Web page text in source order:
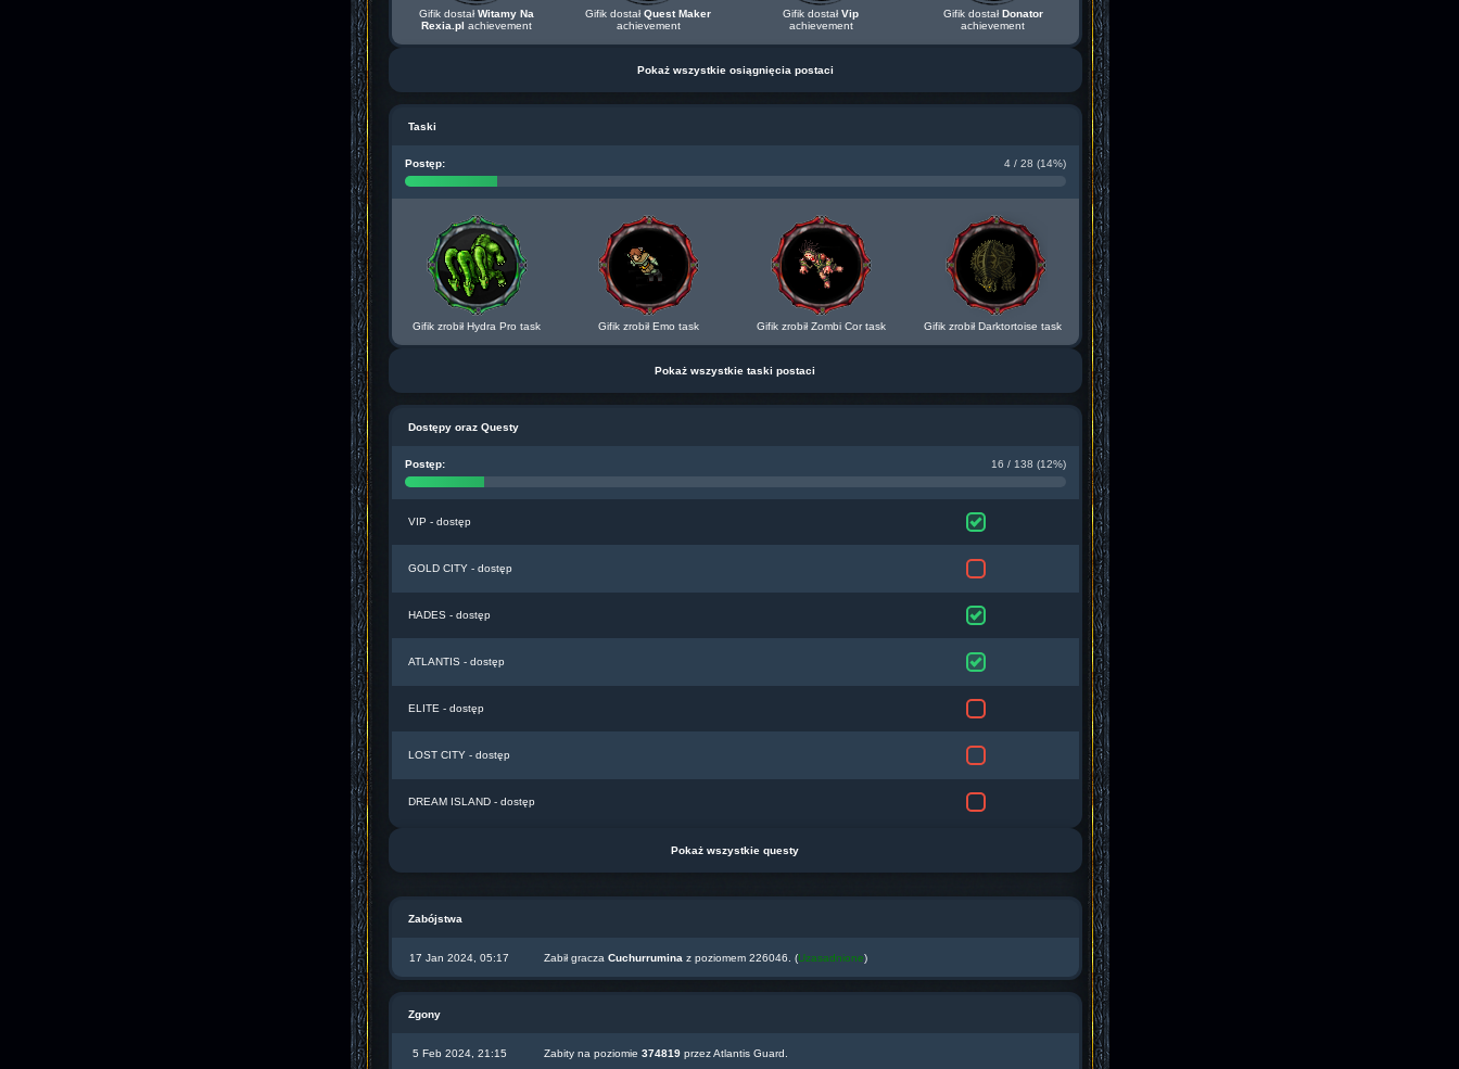
Gifik dostał Witamy Na
Rexia.pl achievement
Gifik dostał Quest Maker
achievement
Gifik dostał Vip
achievement
Gifik dostał Donator
achievement
Pokaż wszystkie osiągnięcia postaci
Taski
Postęp: 4 / 28 (14%)
Gifik zrobił Hydra Pro task Gifik zrobił Emo task Gifik zrobił Zombi Cor task Gifik zrobił Darktortoise task
Pokaż wszystkie taski postaci
Dostępy oraz Questy
Postęp: 16 / 138 (12%)
VIP - dostęp
GOLD CITY - dostęp
HADES - dostęp
ATLANTIS - dostęp
ELITE - dostęp
LOST CITY - dostęp
DREAM ISLAND - dostęp
Pokaż wszystkie questy
Zabójstwa
17 Jan 2024, 05:17 Zabił gracza Cuchurrumina z poziomem 226046. (Uzasadnione)
Zgony
5 Feb 2024, 21:15 Zabity na poziomie 374819przez Atlantis Guard.